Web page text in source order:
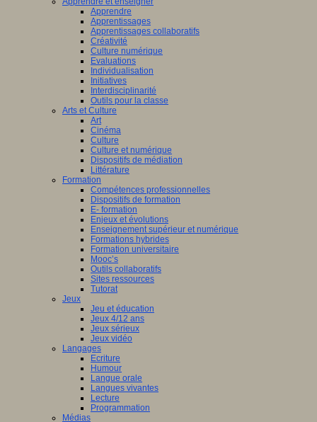
Apprendre
Apprentissages
Apprentissages collaboratifs
Créativité
Culture numérique
Evaluations
Individualisation
Initiatives
Interdisciplinarité
Outils pour la classe
Arts et Culture
Art
Cinéma
Culture
Culture et numérique
Dispositifs de médiation
Littérature
Formation
Compétences professionnelles
Dispositifs de formation
E- formation
Enjeux et évolutions
Enseignement supérieur et numérique
Formations hybrides
Formation universitaire
Mooc’s
Outils collaboratifs
Sites ressources
Tutorat
Jeux
Jeu et éducation
Jeux 4/12 ans
Jeux sérieux
Jeux vidéo
Langages
Ecriture
Humour
Langue orale
Langues vivantes
Lecture
Programmation
Médias